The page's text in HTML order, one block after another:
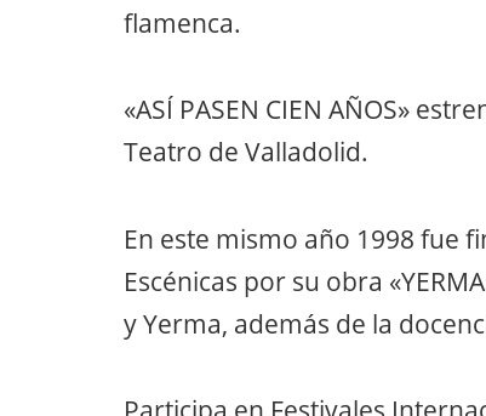
flamenca.
«ASÍ PASEN CIEN AÑOS»
Teatro de Valladolid.
En este mismo año 1998 fue
Escénicas por su obra
y Yerma, además de la